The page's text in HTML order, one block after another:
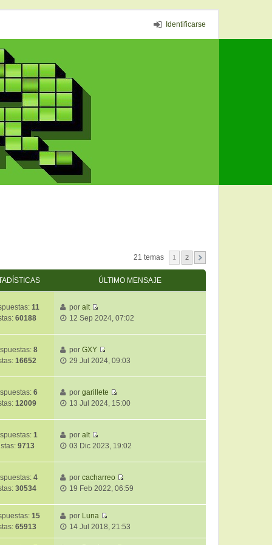
Identificarse
21 temas 1 2
ÚLTIMO MENSAJE
11
60188
poralt
V
r
ú
l
m
o
s
e
12 Sep 2024, 07:02
8
16652
porGXY
V
r
ú
l
o
n
s
e
29 Jul 2024, 09:03
6
12009
porgarillete
V
r
l
m
o
s
13 Jul 2024, 15:00
1
9713
poralt
V
r
ú
l
m
o
03 Dic 2023, 19:02
4
30534
porcacharreo
V
r
l
t
19 Feb 2022, 06:59
15
65913
por Luna
V
14 Jul 2018, 21:53